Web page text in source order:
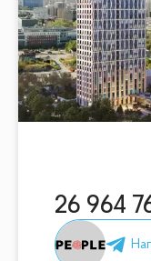
26 964